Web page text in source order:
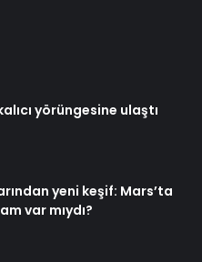
yörüngesine ulaştı
yeni keşif: Mars’ta
var mıydı?